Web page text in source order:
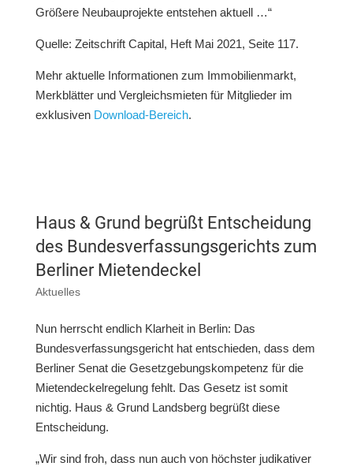
Größere Neubauprojekte entstehen aktuell …“
Quelle: Zeitschrift Capital, Heft Mai 2021, Seite 117.
Mehr aktuelle Informationen zum Immobilienmarkt,
Merkblätter und Vergleichsmieten für Mitglieder im
exklusiven Download-Bereich.
Haus & Grund begrüßt Entscheidung
des Bundesverfassungsgerichts zum
Berliner Mietendeckel
Aktuelles
Nun herrscht endlich Klarheit in Berlin: Das
Bundesverfassungsgericht hat entschieden, dass dem
Berliner Senat die Gesetzgebungskompetenz für die
Mietendeckelregelung fehlt. Das Gesetz ist somit
nichtig. Haus & Grund Landsberg begrüßt diese
Entscheidung.
„Wir sind froh, dass nun auch von höchster judikativer